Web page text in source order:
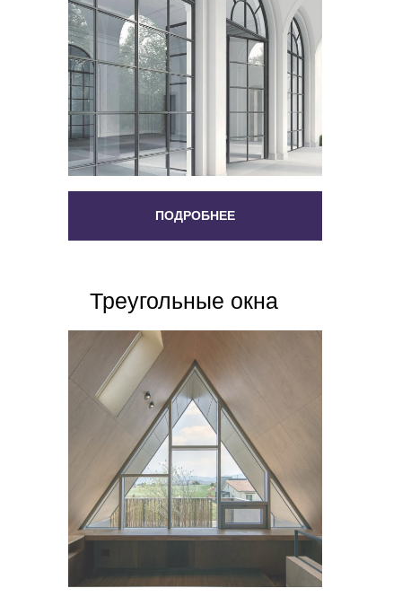
ПОДРОБНЕЕ
Треугольные окна